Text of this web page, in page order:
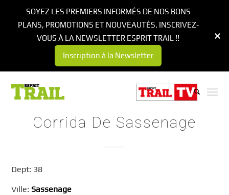
Corrida De Sassenage
Dept: 38
Ville: Sassenage
SOYEZ LES PREMIERS INFORMÉS DE NOS BONS
PLANS, PROMOTIONS ET NOUVEAUTÉS. INSCRIVEZ-
VOUS À LA NEWSLETTER ESPRIT TRAIL !!
Inscription à la Newsletter